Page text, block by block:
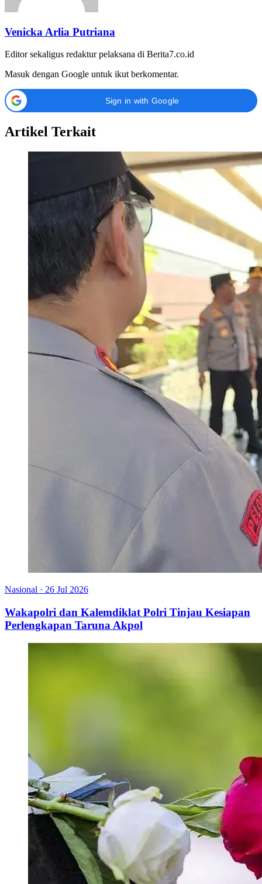
Venicka Arlia Putriana
Editor sekaligus redaktur pelaksana di Berita7.co.id
Masuk dengan Google untuk ikut berkomentar.
Sign in with Google
Artikel Terkait
Nasional · 26 Jul 2026
Wakapolri dan Kalemdiklat Polri Tinjau Kesiapan
Perlengkapan Taruna Akpol